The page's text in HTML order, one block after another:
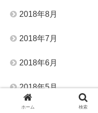
2018年8月
2018年7月
2018年6月
2018年5月
2018年4月
ホーム 検索